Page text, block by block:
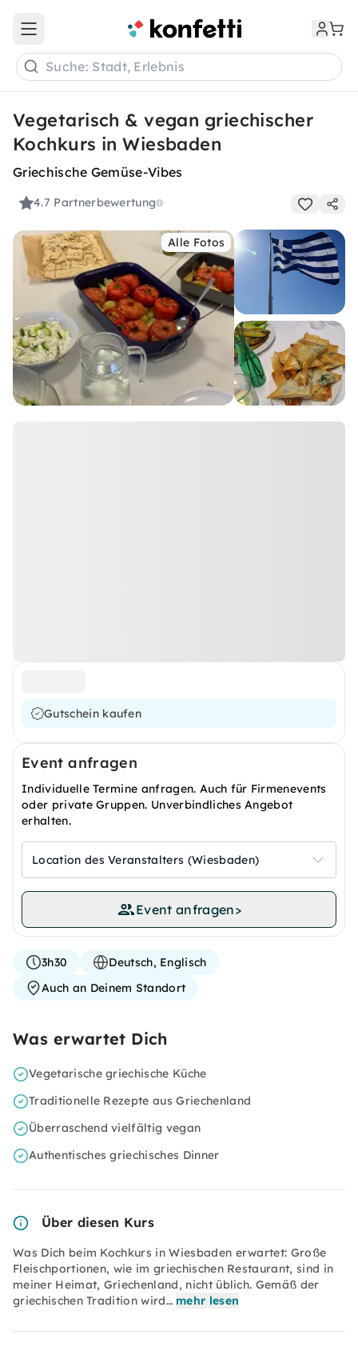
Open main menu
Suche: Stadt, Erlebnis
Vegetarisch & vegan griechischer
Kochkurs in Wiesbaden
Griechische Gemüse-Vibes
4.7 Partnerbewertung
Alle Fotos
Gutschein kaufen
Event anfragen
Individuelle Termine anfragen. Auch für Firmenevents
oder private Gruppen. Unverbindliches Angebot
erhalten.
Location des Veranstalters (Wiesbaden)
Event anfragen>
3h30
Deutsch, Englisch
Auch an Deinem Standort
Was erwartet Dich
Vegetarische griechische Küche
Traditionelle Rezepte aus Griechenland
Überraschend vielfältig vegan
Authentisches griechisches Dinner
Über diesen Kurs
Was Dich beim Kochkurs in Wiesbaden erwartet: Große
Fleischportionen, wie im griechischen Restaurant, sind in
meiner Heimat, Griechenland, nicht üblich. Gemäß der
griechischen Tradition wird… mehr lesen